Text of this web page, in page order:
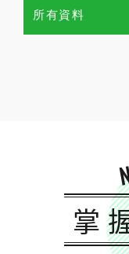
所有資料
掌